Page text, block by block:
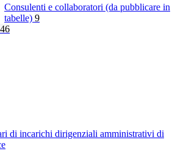
Consulenti e collaboratori (da pubblicare in
tabelle) 9
di incarichi dirigenziali amministrativi di